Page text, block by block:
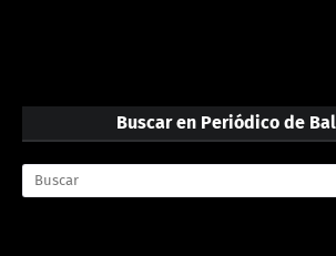
Buscar en Periódico de